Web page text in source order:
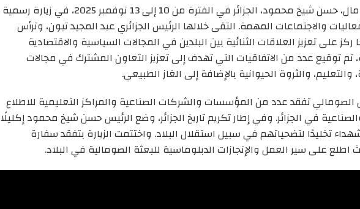
زار رئيس جمهورية الصومال، حسن شيخ محمود، الجزائر في الفترة من 10 إلى 13 نوفمبر 2025، في زيارة رسمية
والاجتماعات المهمة. التقى خلالها الرئيس الجزائري عبد المجيد تبون، وترأس
على تعزيز العلاقات الثنائية بين البلدين في المجالات السياسية والاقتصادية
تم توقيع عدد من الاتفاقيات التي تهدف إلى تعزيز التعاون المشترك في مجالات
والثروة الحيوانية بالإضافة إلى الغاز الطبيعي.
تفقد عدد من المؤسسات والشركات الصناعية والمراكز التعليمية للاطلاع
في الجزائر. وفي إطار تكريم تاريخ الجزائر، وضع الرئيس حسن شيخ محمود إكليلًا
تخليدًا لتضحياتهم في سبيل استقلال البلاد. واختتمت الزيارة بتفقد سفارة
اطلع على سير العمل والإنجازات الدبلوماسية للبعثة الصومالية في البلاد.